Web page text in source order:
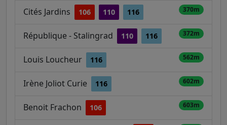
Cités Jardins 106 110 116 370m
République - Stalingrad 110 116 372m
Louis Loucheur 116 562m
Irène Joliot Curie 116 602m
Benoit Frachon 106 603m